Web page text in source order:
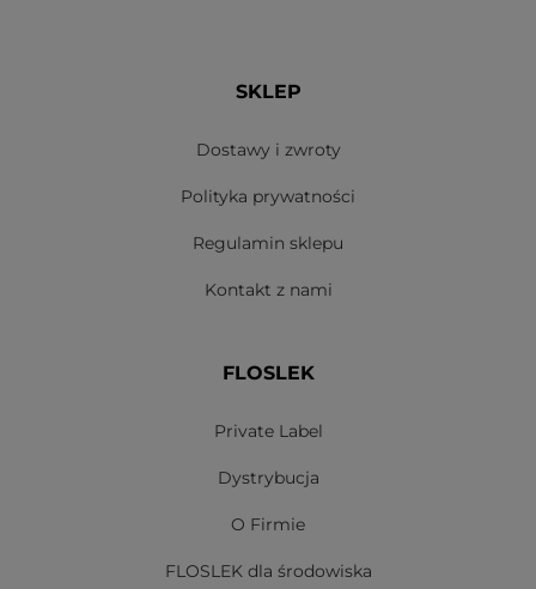
SKLEP
Dostawy i zwroty
Polityka prywatności
Regulamin sklepu
Kontakt z nami
FLOSLEK
Private Label
Dystrybucja
O Firmie
FLOSLEK dla środowiska